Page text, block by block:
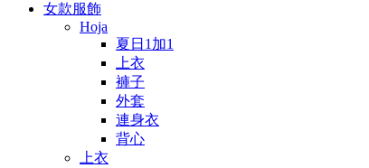
女款服飾
Hoja
夏日1加1
上衣
褲子
外套
連身衣
背心
上衣